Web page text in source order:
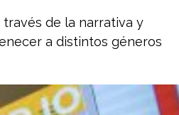
de la narrativa y
a distintos géneros